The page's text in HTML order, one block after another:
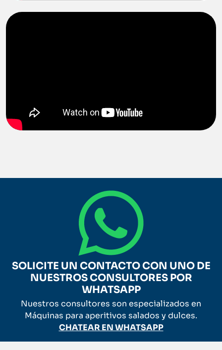
SOLICITE UN CONTACTO CON UNO DE
NUESTROS CONSULTORES POR
WHATSAPP
Nuestros consultores son especializados en
Máquinas para aperitivos salados y dulces.
CHATEAR EN WHATSAPP